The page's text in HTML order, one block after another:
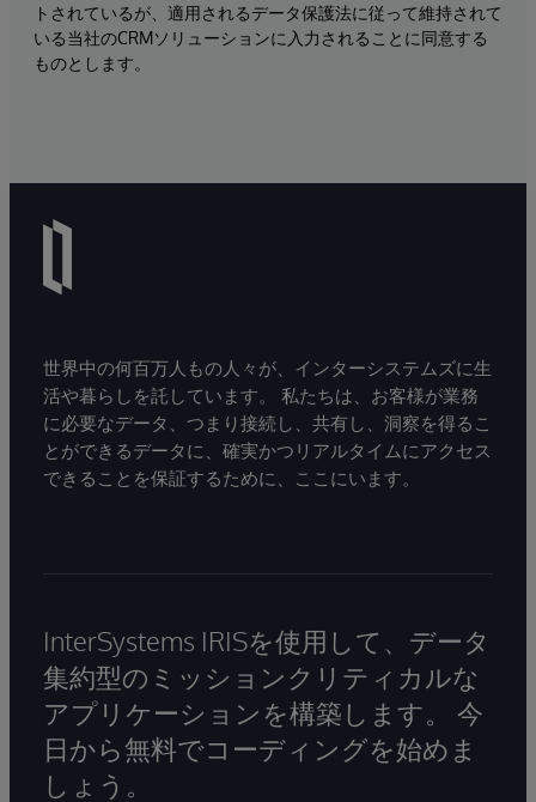
トされているが、適用されるデータ保護法に従って維持されて
いる当社のCRMソリューションに入力されることに同意する
ものとします。
世界中の何百万人もの人々が、インターシステムズに生
活や暮らしを託しています。 私たちは、お客様が業務
に必要なデータ、つまり接続し、共有し、洞察を得るこ
とができるデータに、確実かつリアルタイムにアクセス
できることを保証するために、ここにいます。
InterSystems IRISを使用して、データ
集約型のミッションクリティカルな
アプリケーションを構築します。 今
日から無料でコーディングを始めま
しょう。